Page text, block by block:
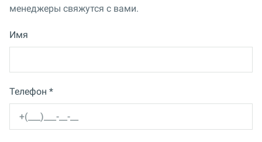
менеджеры свяжутся с вами.
Имя
Телефон *